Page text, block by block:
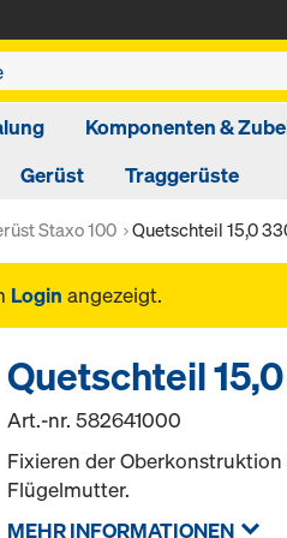
Komponenten &
Gerüst Traggerüste
Staxo 100 Quetschteil 15,0
Login angezeigt.
Quetschteil
Art.-nr.582641000
Fixieren der
Flügelmutter.
MEHR INFORMATIONEN